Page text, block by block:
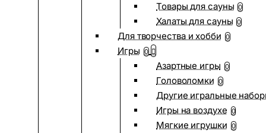
Товары для сауны 0
Халаты для сауны 0
Для творчества и хобби 0
Игры 0
Азартные игры 0
Головоломки 0
Другие игральные
Игры на воздухе 0
Мягкие игрушки 0